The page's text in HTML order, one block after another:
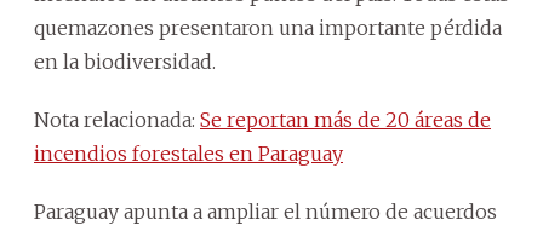
quemazones presentaron una importante pérdida
en la biodiversidad.
Nota relacionada: Se reportan más de 20 áreas de
incendios forestales en Paraguay
Paraguay apunta a ampliar el número de acuerdos